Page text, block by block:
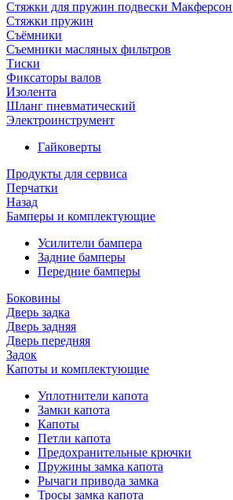
Стяжки для пружин подвески Макферсон
Стяжки пружин
Съёмники
Съемники масляных фильтров
Тиски
Фиксаторы валов
Изолента
Шланг пневматический
Электроинструмент
Гайковерты
Продукты для сервиса
Перчатки
Назад
Бамперы и комплектующие
Усилители бампера
Задние бамперы
Передние бамперы
Боковины
Дверь задка
Дверь задняя
Дверь передняя
Задок
Капоты и комплектующие
Уплотнители капота
Замки капота
Капоты
Петли капота
Предохранительные крючки
Пружины замка капота
Рычаги привода замка
Тросы замка капота